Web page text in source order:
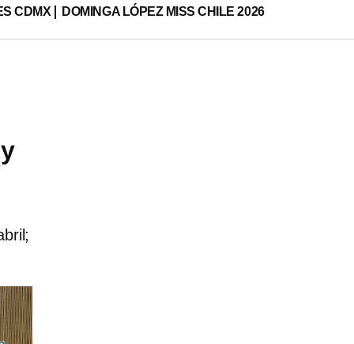
CDMX DOMINGA LÓPEZ MISS CHILE 2026